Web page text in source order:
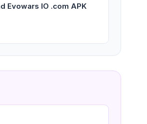
Evowars IO .com APK